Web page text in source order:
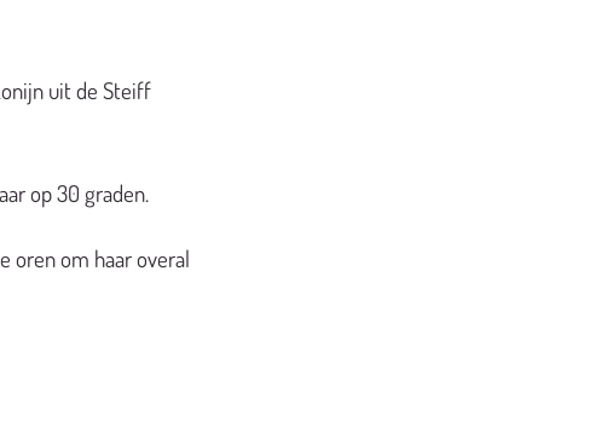
uit de Steiff
op 30 graden.
oren om haar overal